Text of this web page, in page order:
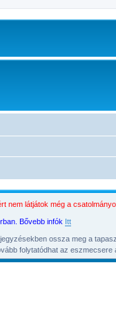
nem látjátok még a
Bővebb infók Itt
ossza meg a
folytatódhat az eszmecsere